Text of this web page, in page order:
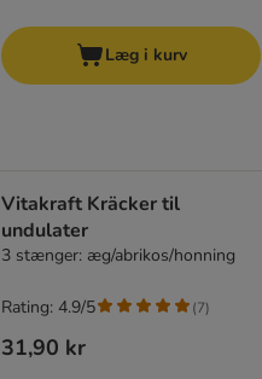
Læg i kurv
Vitakraft Kräcker til
undulater
3 stænger: æg/abrikos/honning
31,90 kr
Rating: 4.9/5 (7)